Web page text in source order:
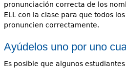
pronunciación correcta de los
ELL con la clase para que todos
pronuncien correctamente.
Ayúdelos uno por uno
Es posible que algunos